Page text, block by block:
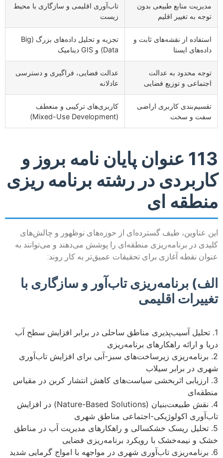
مدیریت منابع طبیعی بدون
توجه به تغییر اقلیم
تاب‌آوری اقلیمی و سازگاری با محیط
زیست
استفاده از نقشه‌های ثابت و
داده‌های ایستا
تجزیه و تحلیل داده‌های بزرگ (Big
Data) و GIS دینامیک
توجه محدود به عدالت
اجتماعی و توزیع فضایی
عدالت فضایی، فراگیری و دسترسی
عادلانه
تقسیم‌بندی کاربری اراضی
سفت و سخت
کاربری‌های ترکیبی و منعطف
(Mixed-Use Development)
113 عنوان پایان نامه بروز و
کاربردی در رشته برنامه ریزی
منطقه ای
این عناوین، طیف گسترده‌ای از حوزه‌های نوظهور و چالش‌های
کلیدی در برنامه‌ریزی منطقه‌ای را پوشش می‌دهند و می‌توانند به
عنوان نقطه آغازی برای تحقیقات عمیق‌تر به کار روند:
الف) برنامه‌ریزی تاب‌آور و سازگاری با
تغییرات اقلیمی
1. تحلیل آسیب‌پذیری مناطق ساحلی در برابر افزایش سطح آب
دریا و ارائه راهکارهای برنامه‌ریزی
2. برنامه‌ریزی زیرساخت‌های سبز-آبی برای افزایش تاب‌آوری
شهری در برابر سیلاب
3. ارزیابی اثربخشی سیاست‌های کاهش انتشار کربن در مقیاس
منطقه‌ای
4. نقش طبیعت‌بنیان (Nature-Based Solutions) در افزایش
تاب‌آوری اکولوژیکی-اجتماعی مناطق شهری
5. تحلیل ریسک خشکسالی و راهکارهای مدیریت آب در مناطق
خشک و نیمه‌خشک با رویکرد برنامه‌ریزی فضایی
6. برنامه‌ریزی تاب‌آوری شهری در مواجهه با امواج گرمایی شدید